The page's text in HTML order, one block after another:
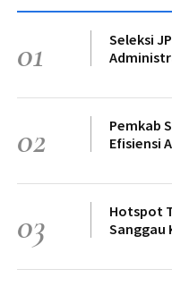
01
Seleksi
02
Pemkab
Efisiensi
03
Hotspot
Sanggau